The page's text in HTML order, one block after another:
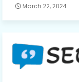
March 22, 2024